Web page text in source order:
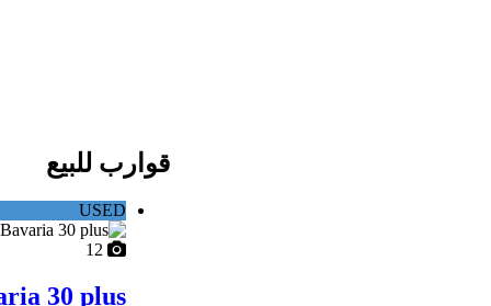
قوارب للبيع
USED
30 plus